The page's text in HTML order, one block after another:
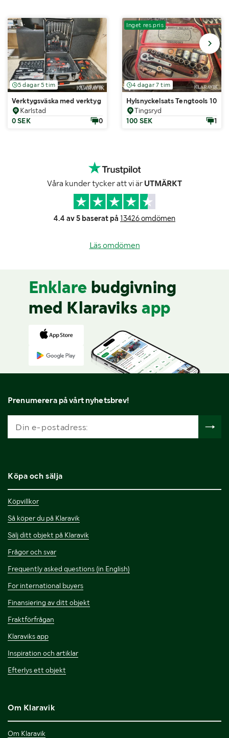
5 dagar 5 tim
Verktygsväska med verktyg Bearsafe 186 delar
Karlstad
0 SEK
0
Inget res.pris
4 dagar 7 tim
Hylsnyckelsats Tengtools 10-
Tingsryd
100 SEK
1
Våra kunder tycker att vi är UTMÄRKT
4.4 av 5 baserat på 13426 omdömen
Läs omdömen
Enklare budgivning
med Klaraviks app
Prenumerera på vårt nyhetsbrev!
Köpa och sälja
Köpvillkor
Så köper du på Klaravik
Sälj ditt objekt på Klaravik
Frågor och svar
Frequently asked questions (in English)
For international buyers
Finansiering av ditt objekt
Fraktförfrågan
Klaraviks app
Inspiration och artiklar
Efterlys ett objekt
Om Klaravik
Om Klaravik